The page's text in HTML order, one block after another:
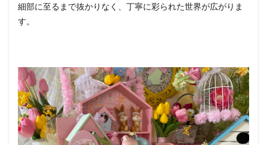
細部に至るまで抜かりなく、丁寧に彩られた世界が広がりま
す。